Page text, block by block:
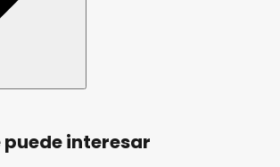
interesar